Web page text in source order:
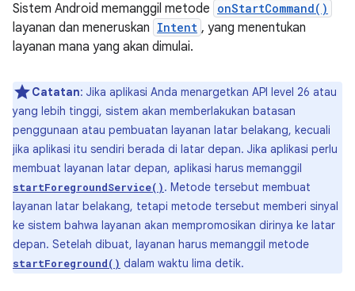
Sistem Android memanggil metode onStartCommand()
layanan dan meneruskan Intent , yang menentukan
layanan mana yang akan dimulai.
Catatan: Jika aplikasi Anda menargetkan API level 26 atau
yang lebih tinggi, sistem akan memberlakukan batasan
penggunaan atau pembuatan layanan latar belakang, kecuali
jika aplikasi itu sendiri berada di latar depan. Jika aplikasi perlu
membuat layanan latar depan, aplikasi harus memanggil
startForegroundService(). Metode tersebut membuat
layanan latar belakang, tetapi metode tersebut memberi sinyal
ke sistem bahwa layanan akan mempromosikan dirinya ke latar
depan. Setelah dibuat, layanan harus memanggil metode
startForeground() dalam waktu lima detik.